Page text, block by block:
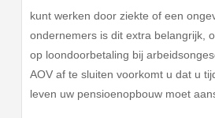
kunt werken door ziekte of een
ondernemers is dit extra belangrijk,
op loondoorbetaling bij
AOV af te sluiten voorkomt u dat u
leven uw pensioenopbouw moet